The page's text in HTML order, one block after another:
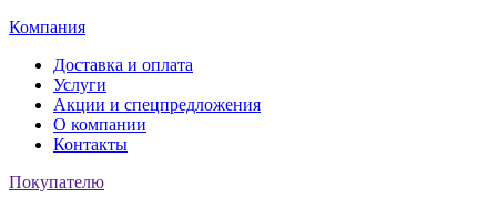
Компания
Доставка и оплата
Услуги
Акции и спецпредложения
О компании
Контакты
Покупателю